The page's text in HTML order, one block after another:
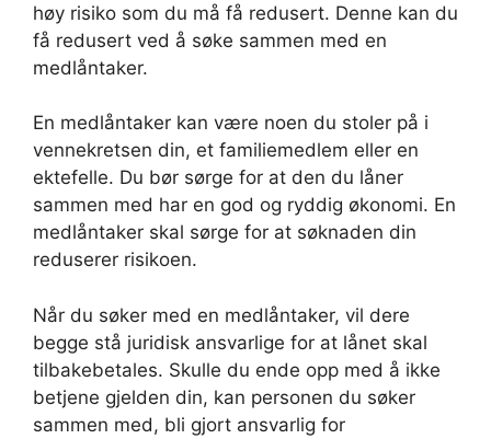
høy risiko som du må få redusert. Denne kan du
få redusert ved å søke sammen med en
medlåntaker.
En medlåntaker kan være noen du stoler på i
vennekretsen din, et familiemedlem eller en
ektefelle. Du bør sørge for at den du låner
sammen med har en god og ryddig økonomi. En
medlåntaker skal sørge for at søknaden din
reduserer risikoen.
Når du søker med en medlåntaker, vil dere
begge stå juridisk ansvarlige for at lånet skal
tilbakebetales. Skulle du ende opp med å ikke
betjene gjelden din, kan personen du søker
sammen med, bli gjort ansvarlig for